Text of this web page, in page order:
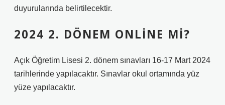
duyurularında belirtilecektir.
2024 2. DÖNEM ONLINE MI?
Açık Öğretim Lisesi 2. dönem sınavları 16-17 Mart 2024
tarihlerinde yapılacaktır. Sınavlar okul ortamında yüz
yüze yapılacaktır.